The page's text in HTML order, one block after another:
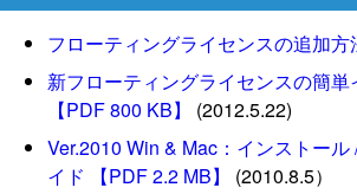
フローティングライセンスの追加方
新フローティングライセンスの簡
【PDF 800 KB】
(2012.5.22)
Ver.2010 Win & Mac：インストー
イド 【PDF 2.2 MB】
(2010.8.5）